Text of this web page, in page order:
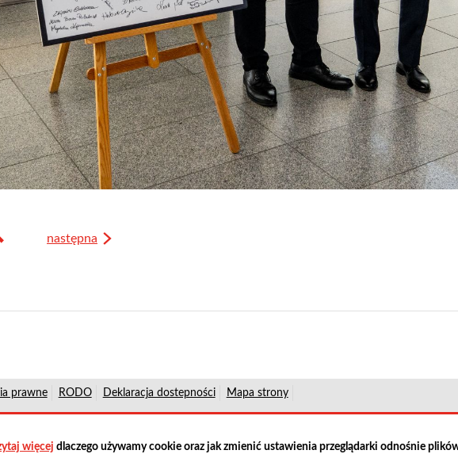
więcej dlaczego używamy cookie oraz jak zmienić ustawienia przeglądarki odnośnie
następna
prawne RODO Deklaracja dostepności Mapa strony